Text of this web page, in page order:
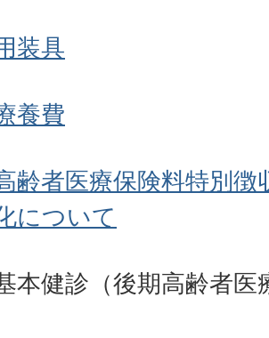
装具
養費
齢者医療保険料特別徴
について
本健診（後期高齢者